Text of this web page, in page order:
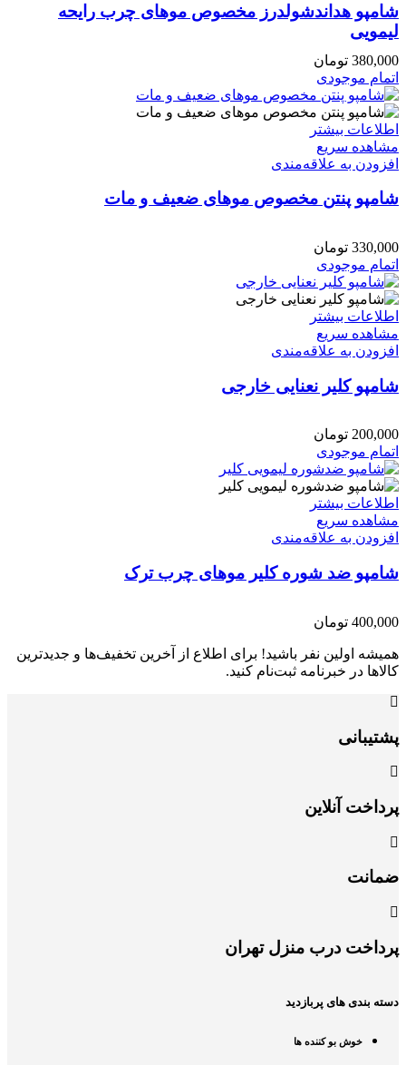
شامپو هداندشولدرز مخصوص موهای چرب رایحه
لیمویی
380,000 تومان
اتمام موجودی
اطلاعات بیشتر
مشاهده سریع
افزودن به علاقه‌مندی
شامپو پنتن مخصوص موهای ضعیف و مات
330,000 تومان
اتمام موجودی
اطلاعات بیشتر
مشاهده سریع
افزودن به علاقه‌مندی
شامپو کلیر نعنایی خارجی
200,000 تومان
اتمام موجودی
اطلاعات بیشتر
مشاهده سریع
افزودن به علاقه‌مندی
شامپو ضد شوره کلیر موهای چرب ترک
400,000 تومان
همیشه اولین نفر باشید! برای اطلاع از آخرین تخفیف‌ها و جدیدترین
کالاها در خبرنامه ثبت‌نام کنید.
پشتیبانی
پرداخت آنلاین
ضمانت
پرداخت درب منزل تهران
دسته بندی های پربازدید
خوش بو کننده ها